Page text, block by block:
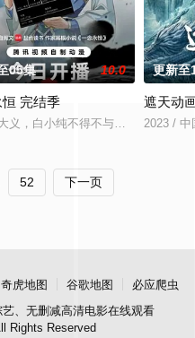
魂、扰乱秩序的暗紫色暗力
安，于生死绝境夺得古神之力，
05集 10.0
完结季
义，白小纯不得不与通天道人展开
更新至
遮天动
2023 / 中
52 下一页
奇虎地图 谷歌地图
必应爬虫
、无删减高清电影在线观看
Rights Reserved